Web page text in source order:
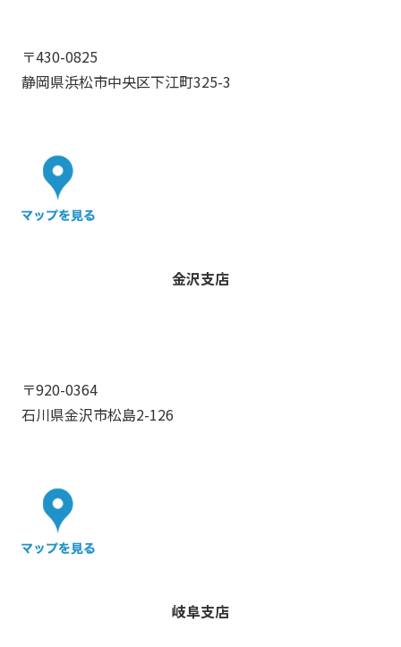
〒430-0825
静岡県浜松市中央区下江町325-3
金沢支店
〒920-0364
石川県金沢市松島2-126
岐阜支店